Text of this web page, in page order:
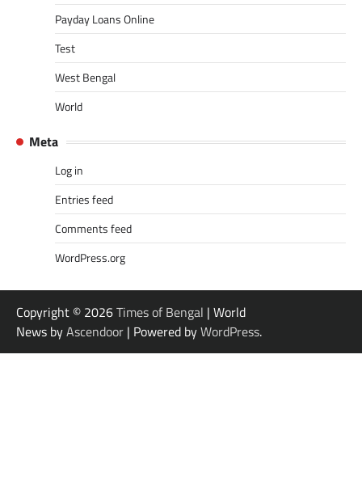
Payday Loans Online
Test
West Bengal
World
Meta
Log in
Entries feed
Comments feed
WordPress.org
Copyright © 2026Times of Bengal | World
News byAscendoor | Powered byWordPress.